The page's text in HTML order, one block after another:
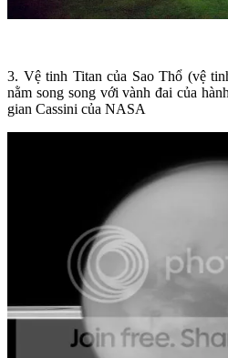
3. Vệ tinh Titan của Sao Thổ (vệ
nằm song song với vành đai của
gian Cassini của NASA